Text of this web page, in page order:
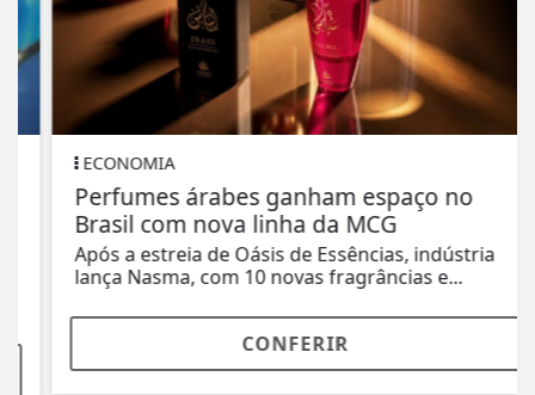
ECONOMIA
Perfumes árabes ganham espaço no
Brasil com nova linha da MCG
Após a estreia de Oásis de Essências, indústria
lança Nasma, com 10 novas fragrâncias e...
CONFERIR